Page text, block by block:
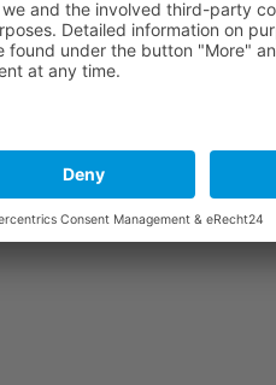
dalla
clienti. Le immagini
in Cina